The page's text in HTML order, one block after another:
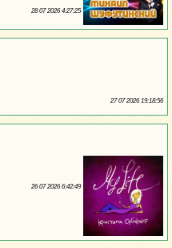
28 07 2026 4:27:25
27 07 2026 19:18:56
26 07 2026 6:42:49